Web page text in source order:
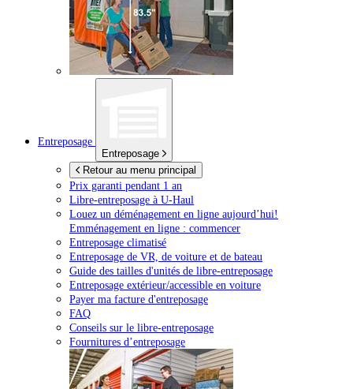
Entreposage
Entreposage
Retour au menu principal
Prix garanti pendant 1 an
Libre-entreposage à U-Haul
Louez un déménagement en ligne aujourd’hui!
Emménagement en ligne : commencer
Entreposage climatisé
Entreposage de VR, de voiture et de bateau
Guide des tailles d'unités de libre-entreposage
Entreposage extérieur/accessible en voiture
Payer ma facture d'entreposage
FAQ
Conseils sur le libre-entreposage
Fournitures d’entreposage